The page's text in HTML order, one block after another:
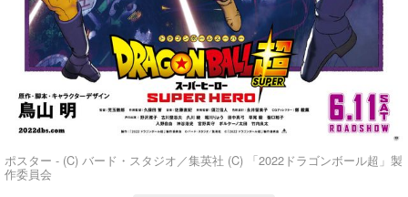
ポスター - (C) バード・スタジオ／集英社 (C) 「2022ドラゴンボール超」製
作委員会